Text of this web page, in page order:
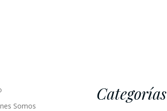
Somos
Categorías